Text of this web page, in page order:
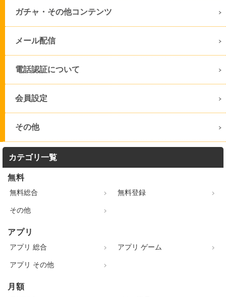
ガチャ・その他コンテンツ
メール配信
電話認証について
会員設定
その他
カテゴリ一覧
無料
無料総合 無料登録
その他
アプリ
アプリ 総合 アプリ ゲーム
アプリ その他
月額